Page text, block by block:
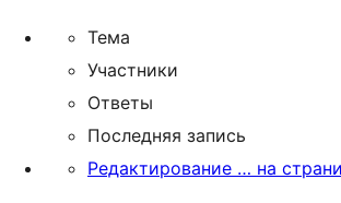
Тема
Участники
Ответы
Последняя запись
Редактирование … на